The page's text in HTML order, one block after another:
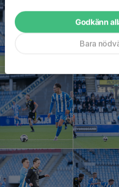
Godkänn
Bara